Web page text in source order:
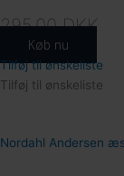
295.00DKK
Køb nu
Tilføj til ønskeliste
Tilføj til ønskeliste
Nordahl Andersen